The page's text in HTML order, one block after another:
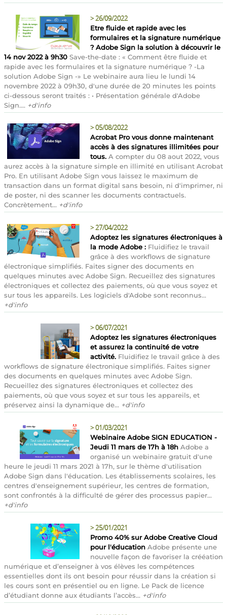
>26/09/2022
Etre fluide et rapide avec les
formulaires et la signature numérique
? Adobe Sign la solution à découvrir le
14 nov 2022 à 9h30 Save-the-date : « Comment être fluide et
rapide avec les formulaires et la signature numérique ? -La
solution Adobe Sign -» Le webinaire aura lieu le lundi 14
novembre 2022 à 09h30, d'une durée de 20 minutes les points
ci-dessous seront traités : • Présentation générale d'Adobe
Sign.... +d'info
>05/08/2022
Acrobat Pro vous donne maintenant
accès à des signatures illimitées pour
tous. A compter du 08 aout 2022, vous
aurez accès à la signature simple en illimité en utilisant Acrobat
Pro. En utilisant Adobe Sign vous laissez le maximum de
transaction dans un format digital sans besoin, ni d'imprimer, ni
de poster, ni des scanner les documents contractuels.
Concrètement... +d'info
>27/04/2022
Adoptez les signatures électroniques à
la mode Adobe : Fluidifiez le travail
grâce à des workflows de signature
électronique simplifiés. Faites signer des documents en
quelques minutes avec Adobe Sign. Recueillez des signatures
électroniques et collectez des paiements, où que vous soyez et
sur tous les appareils. Les logiciels d'Adobe sont reconnus...
+d'info
>06/07/2021
Adoptez les signatures électroniques
et assurez la continuité de votre
activité. Fluidifiez le travail grâce à des
workflows de signature électronique simplifiés. Faites signer
des documents en quelques minutes avec Adobe Sign.
Recueillez des signatures électroniques et collectez des
paiements, où que vous soyez et sur tous les appareils, et
préservez ainsi la dynamique de... +d'info
>01/03/2021
Webinaire Adobe SIGN EDUCATION -
Jeudi 11 mars de 17h à 18h Adobe a
organisé un webinaire gratuit d'une
heure le jeudi 11 mars 2021 à 17h, sur le thème d'utilisation
Adobe Sign dans l'éducation. Les établissements scolaires, les
centres d'enseignement supérieur, les centres de formation,
sont confrontés à la difficulté de gérer des processus papier...
+d'info
>25/01/2021
Promo 40% sur Adobe Creative Cloud
pour l'éducation Adobe présente une
nouvelle façon de favoriser la crééation
numérique et d’enseigner à vos élèves les compétences
essentielles dont ils ont besoin pour réussir dans la création si
les cours sont en présentiel ou en ligne. Le Pack de licence
d’étudiant donne aux étudiants l’accès... +d'info